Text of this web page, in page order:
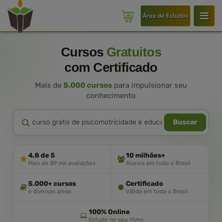
Área de Estudos
Cursos Gratuitos
com Certificado
Mais de 5.000 cursos para impulsionar seu
conhecimento
Buscar
4,8 de 5
Mais de 89 mil avaliações
10 milhões+
Alunos em todo o Brasil
5.000+ cursos
e diversas áreas
Certificado
Válido em todo o Brasil
100% Online
Estude no seu ritmo